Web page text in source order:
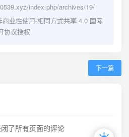
index.php/archives/19/
商业性使用-相同方式共享 4.0 国际
协议授权
下一篇
了所有页面的评论